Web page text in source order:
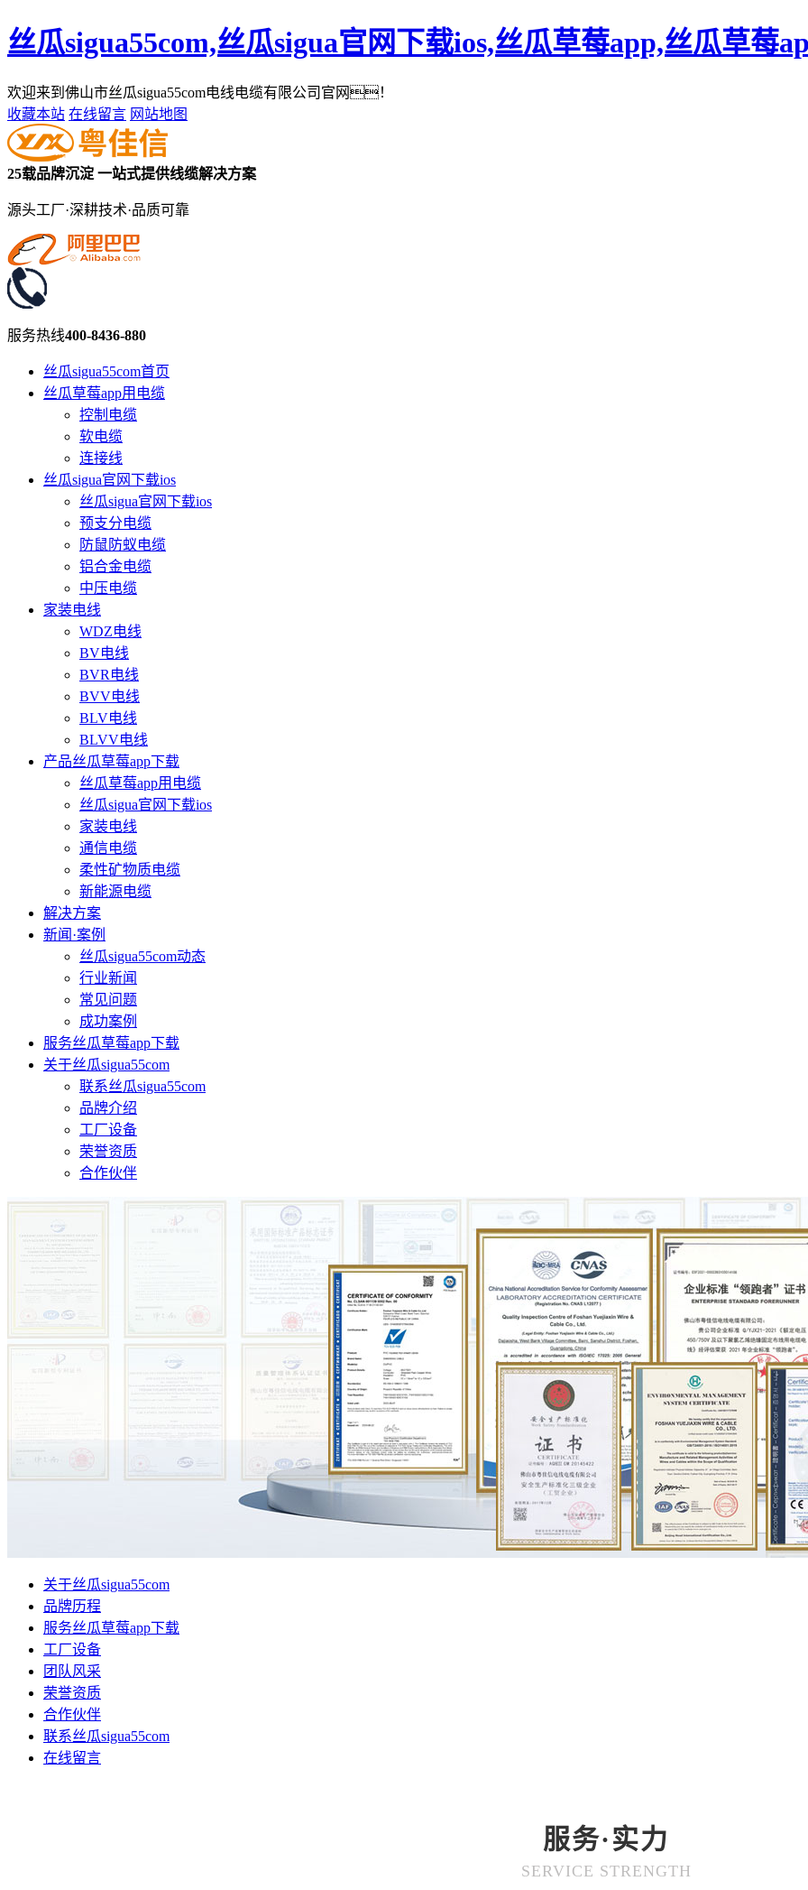
丝瓜sigua55com,丝瓜sigua官网下载ios,丝瓜草莓app,丝瓜草莓
欢迎来到佛山市丝瓜sigua55com电线电缆有限公司官网！
收藏本站 在线留言 网站地图
25载品牌沉淀 一站式提供线缆解决方案
源头工厂·深耕技术·品质可靠
服务热线400-8436-880
丝瓜sigua55com首页
丝瓜草莓app用电缆
控制电缆
软电缆
连接线
丝瓜sigua官网下载ios
丝瓜sigua官网下载ios
预支分电缆
防鼠防蚁电缆
铝合金电缆
中压电缆
家装电线
WDZ电线
BV电线
BVR电线
BVV电线
BLV电线
BLVV电线
产品丝瓜草莓app下载
丝瓜草莓app用电缆
丝瓜sigua官网下载ios
家装电线
通信电缆
柔性矿物质电缆
新能源电缆
解决方案
新闻·案例
丝瓜sigua55com动态
行业新闻
常见问题
成功案例
服务丝瓜草莓app下载
关于丝瓜sigua55com
联系丝瓜sigua55com
品牌介绍
工厂设备
荣誉资质
合作伙伴
关于丝瓜sigua55com
品牌历程
服务丝瓜草莓app下载
工厂设备
团队风采
荣誉资质
合作伙伴
联系丝瓜sigua55com
在线留言
服务·实力
SERVICE STRENGTH